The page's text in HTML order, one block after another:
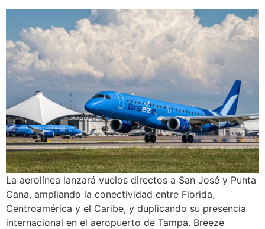
La aerolínea lanzará vuelos directos a San José y Punta
Cana, ampliando la conectividad entre Florida,
Centroamérica y el Caribe, y duplicando su presencia
internacional en el aeropuerto de Tampa. Breeze